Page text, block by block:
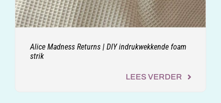
Alice Madness Returns | DIY indrukwekkende foam
strik
LEES VERDER